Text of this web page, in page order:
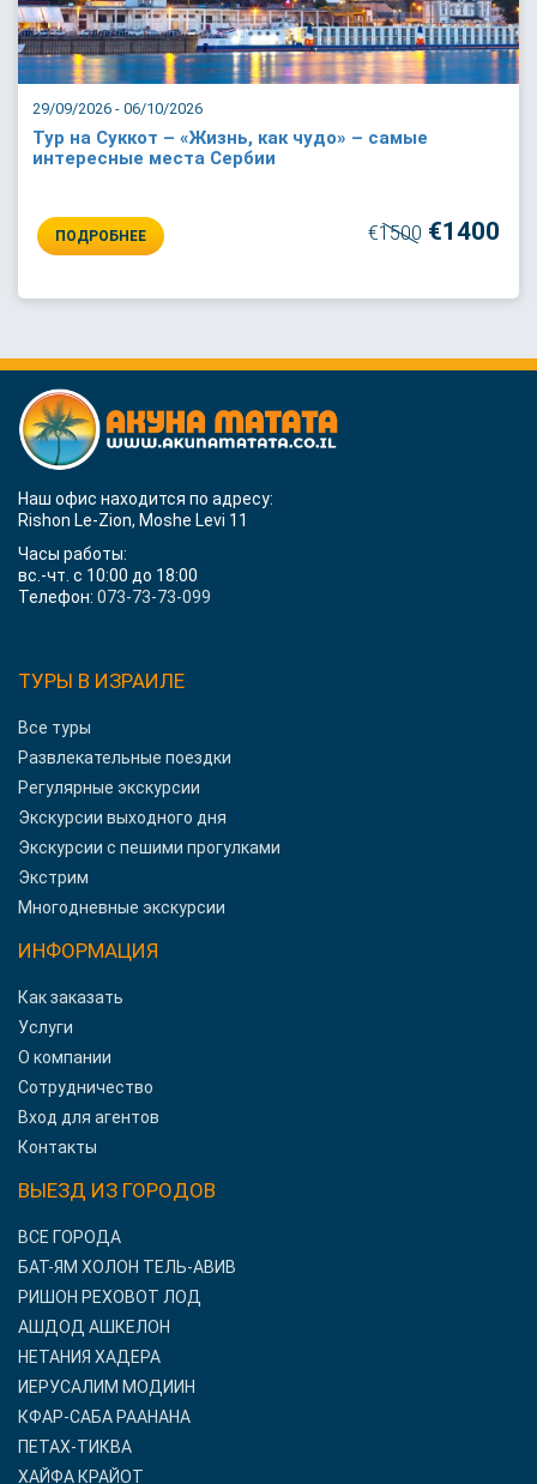
29/09/2026 - 06/10/2026
Тур на Суккот – «Жизнь, как чудо» – самые
интересные места Сербии
ПОДРОБНЕЕ €1500 €1400
Наш офис находится по адресу:
Rishon Le-Zion, Moshe Levi 11
Часы работы:
вс.-чт. с 10:00 до 18:00
Телефон: 073-73-73-099
ТУРЫ В ИЗРАИЛЕ
Все туры
Развлекательные поездки
Регулярные экскурсии
Экскурсии выходного дня
Экскурсии с пешими прогулками
Экстрим
Многодневные экскурсии
ИНФОРМАЦИЯ
Как заказать
Услуги
О компании
Сотрудничество
Вход для агентов
Контакты
ВЫЕЗД ИЗ ГОРОДОВ
ВСЕ ГОРОДА
БАТ-ЯМ ХОЛОН ТЕЛЬ-АВИВ
РИШОН РЕХОВОТ ЛОД
АШДОД АШКЕЛОН
НЕТАНИЯ ХАДЕРА
ИЕРУСАЛИМ МОДИИН
КФАР-САБА РААНАНА
ПЕТАХ-ТИКВА
ХАЙФА КРАЙОТ